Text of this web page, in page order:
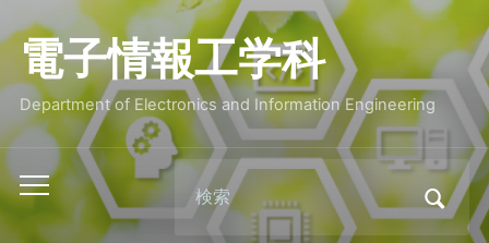
電子情報工学科
Department of Electronics and Information Engineering
Toggle
mobile
Search
for: